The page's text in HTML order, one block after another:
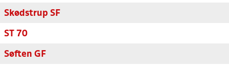
Skødstrup SF
ST 70
Søften GF